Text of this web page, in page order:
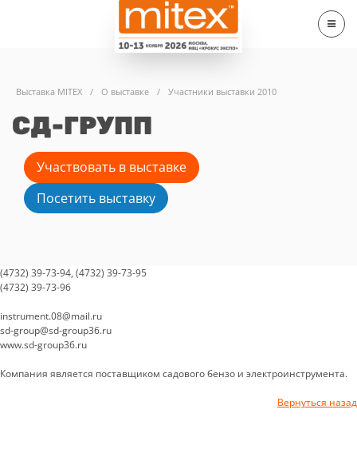
Выставка MITEX / О выставке / Участники выставки 2010
СД-ГРУПП
Участвовать в выставке
Посетить выставку
(4732) 39-73-94, (4732) 39-73-95
(4732) 39-73-96
instrument.08@mail.ru
sd-group@sd-group36.ru
www.sd-group36.ru
Компания является поставщиком садового бензо и электроинструмента.
Вернуться назад